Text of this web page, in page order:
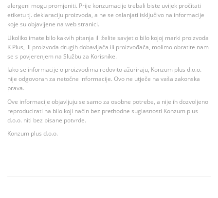
alergeni mogu promjeniti. Prije konzumacije trebali biste uvijek pročitati
etiketu tj. deklaraciju proizvoda, a ne se oslanjati isključivo na informacije
koje su objavljene na web stranici.
Ukoliko imate bilo kakvih pitanja ili želite savjet o bilo kojoj marki proizvoda
K Plus, ili proizvoda drugih dobavljača ili proizvođača, molimo obratite nam
se s povjerenjem na Službu za Korisnike.
Iako se informacije o proizvodima redovito ažuriraju, Konzum plus d.o.o.
nije odgovoran za netočne informacije. Ovo ne utječe na vaša zakonska
prava.
Ove informacije objavljuju se samo za osobne potrebe, a nije ih dozvoljeno
reproducirati na bilo koji način bez prethodne suglasnosti Konzum plus
d.o.o. niti bez pisane potvrde.
Konzum plus d.o.o.